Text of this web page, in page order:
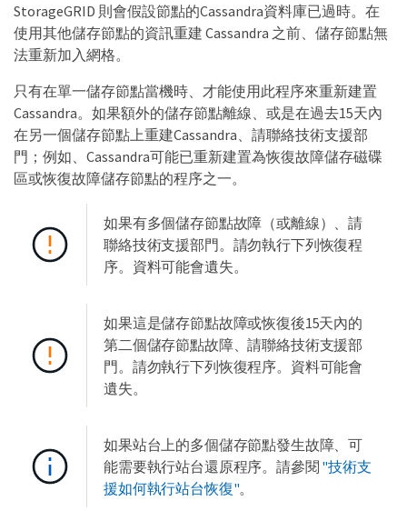
StorageGRID 則會假設節點的Cassandra資料庫已過時。在
使用其他儲存節點的資訊重建 Cassandra 之前、儲存節點無
法重新加入網格。
只有在單一儲存節點當機時、才能使用此程序來重新建置
Cassandra。如果額外的儲存節點離線、或是在過去15天內
在另一個儲存節點上重建Cassandra、請聯絡技術支援部
門；例如、Cassandra可能已重新建置為恢復故障儲存磁碟
區或恢復故障儲存節點的程序之一。
如果有多個儲存節點故障（或離線）、請
聯絡技術支援部門。請勿執行下列恢復程
序。資料可能會遺失。
如果這是儲存節點故障或恢復後15天內的
第二個儲存節點故障、請聯絡技術支援部
門。請勿執行下列恢復程序。資料可能會
遺失。
如果站台上的多個儲存節點發生故障、可
能需要執行站台還原程序。請參閱 "技術支
援如何執行站台恢復"。